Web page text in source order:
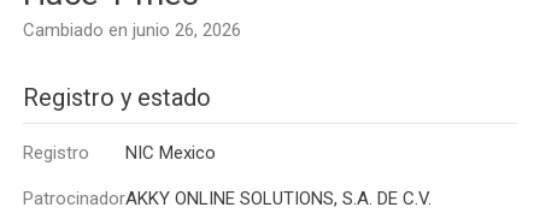
Cambiado en junio 26, 2026
Registro y estado
Registro NIC Mexico
PatrocinadorAKKY ONLINE SOLUTIONS, S.A. DE C.V.